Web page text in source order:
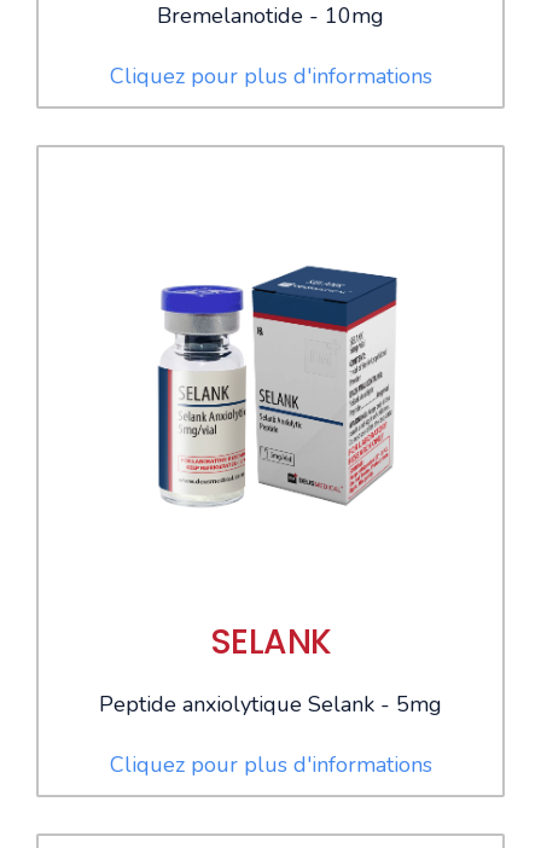
Bremelanotide - 10mg
Cliquez pour plus d'informations
SELANK
Peptide anxiolytique Selank - 5mg
Cliquez pour plus d'informations